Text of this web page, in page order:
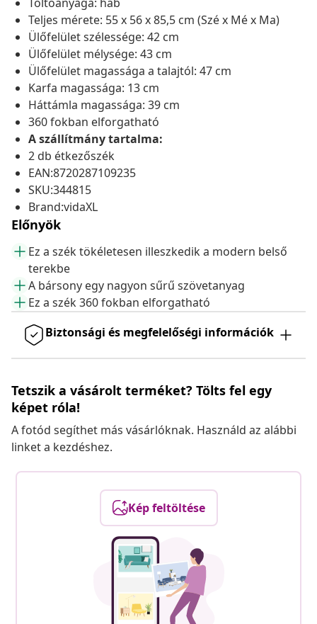
Teljes mérete: 55 x 56 x 85,5 cm (Szé x Mé x Ma)
Ülőfelület szélessége: 42 cm
Ülőfelület mélysége: 43 cm
Ülőfelület magassága a talajtól: 47 cm
Karfa magassága: 13 cm
Háttámla magassága: 39 cm
360 fokban elforgatható
A szállítmány tartalma:
2 db étkezőszék
EAN:8720287109235
SKU:344815
Brand:vidaXL
Előnyök
Ez a szék tökéletesen illeszkedik a modern belső
terekbe
A bársony egy nagyon sűrű szövetanyag
Ez a szék 360 fokban elforgatható
Biztonsági és megfelelőségi információk
Tetszik a vásárolt terméket? Tölts fel egy
képet róla!
A fotód segíthet más vásárlóknak. Használd az alábbi
linket a kezdéshez.
Kép feltöltése